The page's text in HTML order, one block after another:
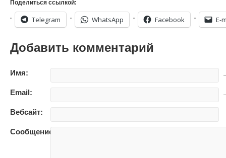
Поделиться ссылкой:
Telegram WhatsApp Facebook E-
Добавить комментарий
Имя:
Email:
Вебсайт:
Сообщение: